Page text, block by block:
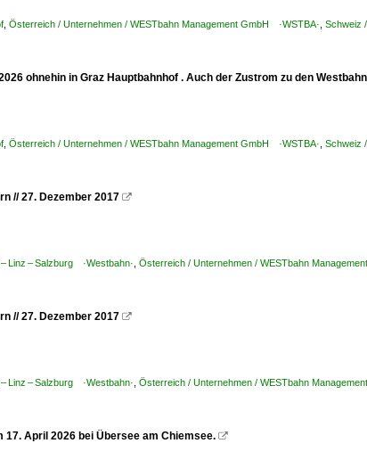
Österreich / Unternehmen / WESTbahn Management GmbH ·WSTBA· Schweiz
ohnehin in Graz Hauptbahnhof . Auch der Zustrom zu den
Österreich / Unternehmen / WESTbahn Management GmbH ·WSTBA· Schweiz
// 27. Dezember 2017 
Linz – Salzburg ·Westbahn· Österreich / Unternehmen / WESTbahn
// 27. Dezember 2017 
Linz – Salzburg ·Westbahn· Österreich / Unternehmen / WESTbahn
17. April 2026 bei Übersee am Chiemsee. 